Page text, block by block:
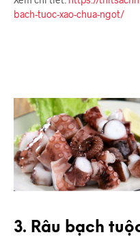
bach-tuoc-xao-chua-ngot/
3. Râu bạch